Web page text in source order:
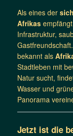
Als eines der
Afrikas
Infrastruktur,
bekannt als
Stadtleben mit
Natur sucht,
Wasser und
Panorama
Jetzt ist die